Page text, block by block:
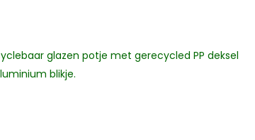
glazen potje met gerecycled PP deksel
blikje.